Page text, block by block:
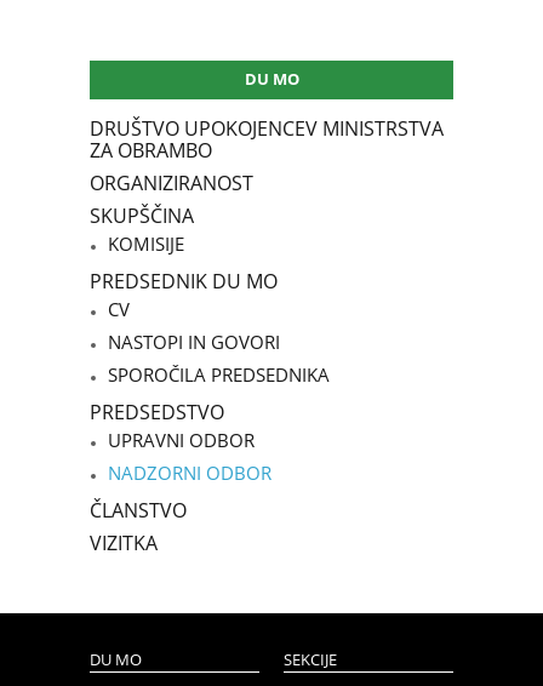
DU MO
DRUŠTVO UPOKOJENCEV MINISTRSTVA
ZA OBRAMBO
ORGANIZIRANOST
SKUPŠČINA
KOMISIJE
PREDSEDNIK DU MO
CV
NASTOPI IN GOVORI
SPOROČILA PREDSEDNIKA
PREDSEDSTVO
UPRAVNI ODBOR
NADZORNI ODBOR
ČLANSTVO
VIZITKA
DU MO SEKCIJE